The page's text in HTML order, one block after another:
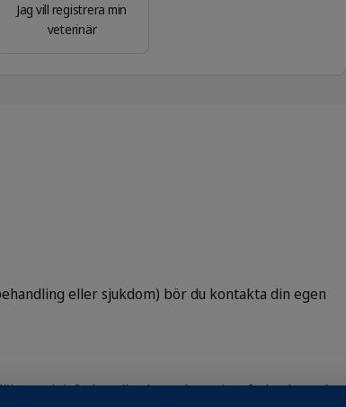
Jag vill registrera min
veterinär
eller sjukdom) bör du kontakta din egen
foder eller kompletteringsfoder, kontakta